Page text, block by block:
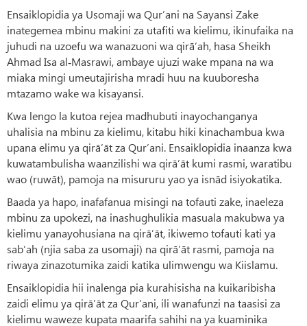
Ensaiklopidia ya Usomaji wa Qur’ani na Sayansi Zake
inategemea mbinu makini za utafiti wa kielimu, ikinufaika na
juhudi na uzoefu wa wanazuoni wa qirā’ah, hasa Sheikh
Ahmad Isa al‑Masrawi, ambaye ujuzi wake mpana na wa
miaka mingi umeutajirisha mradi huu na kuuboresha
mtazamo wake wa kisayansi.
Kwa lengo la kutoa rejea madhubuti inayochanganya
uhalisia na mbinu za kielimu, kitabu hiki kinachambua kwa
upana elimu ya qirā’āt za Qur’ani. Ensaiklopidia inaanza kwa
kuwatambulisha waanzilishi wa qirā’āt kumi rasmi, waratibu
wao (ruwāt), pamoja na misururu yao ya isnād isiyokatika.
Baada ya hapo, inafafanua misingi na tofauti zake, inaeleza
mbinu za upokezi, na inashughulikia masuala makubwa ya
kielimu yanayohusiana na qirā’āt, ikiwemo tofauti kati ya
sab‘ah (njia saba za usomaji) na qirā’āt rasmi, pamoja na
riwaya zinazotumika zaidi katika ulimwengu wa Kiislamu.
Ensaiklopidia hii inalenga pia kurahisisha na kuikaribisha
zaidi elimu ya qirā’āt za Qur’ani, ili wanafunzi na taasisi za
kielimu waweze kupata maarifa sahihi na ya kuaminika